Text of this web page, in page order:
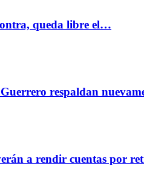
queda libre el…
respaldan
a rendir cuentas por